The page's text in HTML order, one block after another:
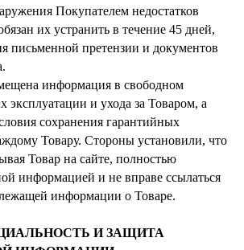
Покупателем недостатков
их устранить в течение 45 дней,
письменной претензии и документов
информация в свободном
эксплуатации и ухода за Товаром, а
сохранения гарантийных
Товару. Стороны установили, что
Товар на сайте, полностью
информацией и не вправе ссылаться
информации о Товаре.
И ЗАЩИТА